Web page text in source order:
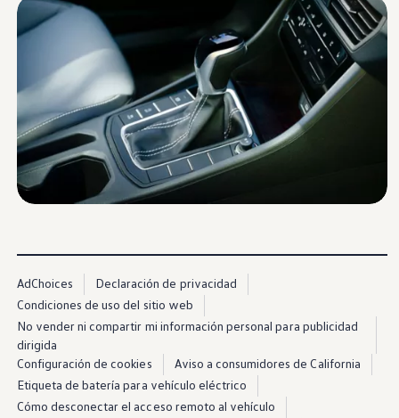
Beneficios para propietarios
Beneficios de tener un EV y de recargarlo
Programa de accesibilidad para conductores
Beneficios de los vehículos usados certificados
Acerca de VW
Misión y valores
Nuestra historia
Información Corporativa
Marca y comunidad
DriverGear - Ropa y equipo
Nuestra Federación de Fútbol de EE. UU.
Sala de prensa
Moldeado por el pueblo
AdChoices
Declaración de privacidad
Condiciones de uso del sitio web
No vender ni compartir mi información personal para publicidad
dirigida
Configuración de cookies
Aviso a consumidores de California
Etiqueta de batería para vehículo eléctrico
Cómo desconectar el acceso remoto al vehículo